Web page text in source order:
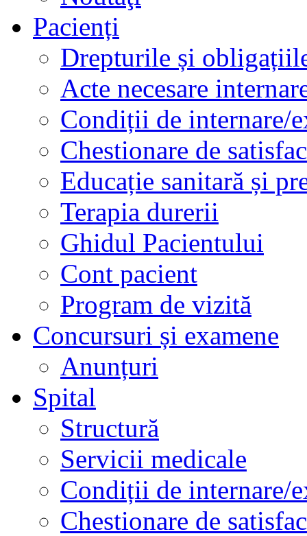
Pacienți
Drepturile și
Acte necesare
Condiții de internare/
Chestionare de
Educație sanitară și
Terapia durerii
Ghidul Pacientului
Cont pacient
Program de vizită
Concursuri și examene
Anunțuri
Spital
Structură
Servicii medicale
Condiții de internare/
Chestionare de